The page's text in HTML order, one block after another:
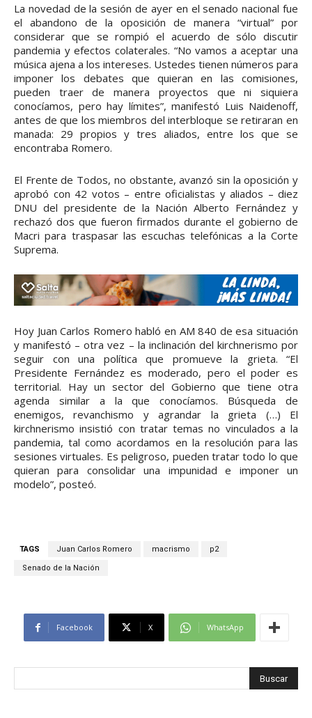
La novedad de la sesión de ayer en el senado nacional fue
el abandono de la oposición de manera “virtual” por
considerar que se rompió el acuerdo de sólo discutir
pandemia y efectos colaterales. “No vamos a aceptar una
música ajena a los intereses. Ustedes tienen números para
imponer los debates que quieran en las comisiones,
pueden traer de manera proyectos que ni siquiera
conocíamos, pero hay límites”, manifestó Luis Naidenoff,
antes de que los miembros del interbloque se retiraran en
manada: 29 propios y tres aliados, entre los que se
encontraba Romero.
El Frente de Todos, no obstante, avanzó sin la oposición y
aprobó con 42 votos – entre oficialistas y aliados – diez
DNU del presidente de la Nación Alberto Fernández y
rechazó dos que fueron firmados durante el gobierno de
Macri para traspasar las escuchas telefónicas a la Corte
Suprema.
Hoy Juan Carlos Romero habló en AM 840 de esa situación
y manifestó – otra vez – la inclinación del kirchnerismo por
seguir con una política que promueve la grieta. “El
Presidente Fernández es moderado, pero el poder es
territorial. Hay un sector del Gobierno que tiene otra
agenda similar a la que conocíamos. Búsqueda de
enemigos, revanchismo y agrandar la grieta (…) El
kirchnerismo insistió con tratar temas no vinculados a la
pandemia, tal como acordamos en la resolución para las
sesiones virtuales. Es peligroso, pueden tratar todo lo que
quieran para consolidar una impunidad e imponer un
modelo”, posteó.
TAGS Juan Carlos Romero macrismo p2
Senado de la Nación
Facebook X WhatsApp